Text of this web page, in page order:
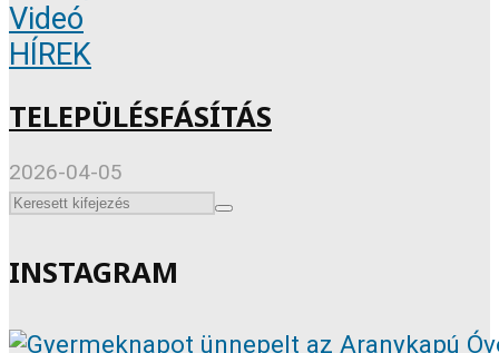
Videó
HÍREK
TELEPÜLÉSFÁSÍTÁS
2026-04-05
INSTAGRAM